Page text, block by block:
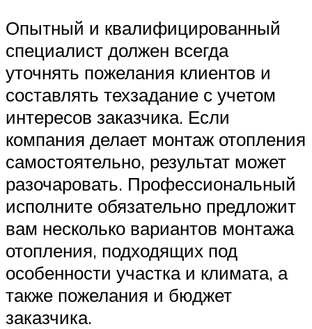
Опытный и квалифицированный
специалист должен всегда
уточнять пожелания клиентов и
составлять техзадание с учетом
интересов заказчика. Если
компания делает монтаж отопления
самостоятельно, результат может
разочаровать. Профессиональный
исполните обязательно предложит
вам несколько вариантов монтажа
отопления, подходящих под
особенности участка и климата, а
также пожелания и бюджет
заказчика.